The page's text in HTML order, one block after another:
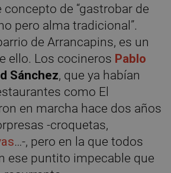
de “gastrobar de
pero alma tradicional”.
de Arrancapins, es un
ello. Los cocineros Pablo
Sánchez, que ya habían
como El
en marcha hace dos años
-croquetas,
…-, pero en la que todos
ese puntito impecable que